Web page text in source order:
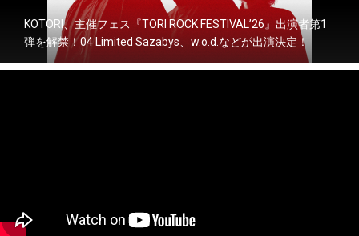
KOTORI、主催フェス『TORI ROCK FESTIVAL’26』出演者第1
弾を解禁！04 Limited Sazabys、w.o.d.などが出演決定！